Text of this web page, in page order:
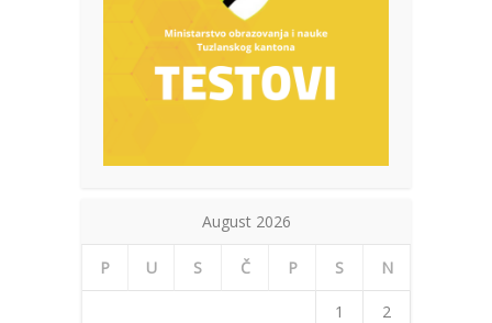
August 2026
P U S Č P S N
1
2